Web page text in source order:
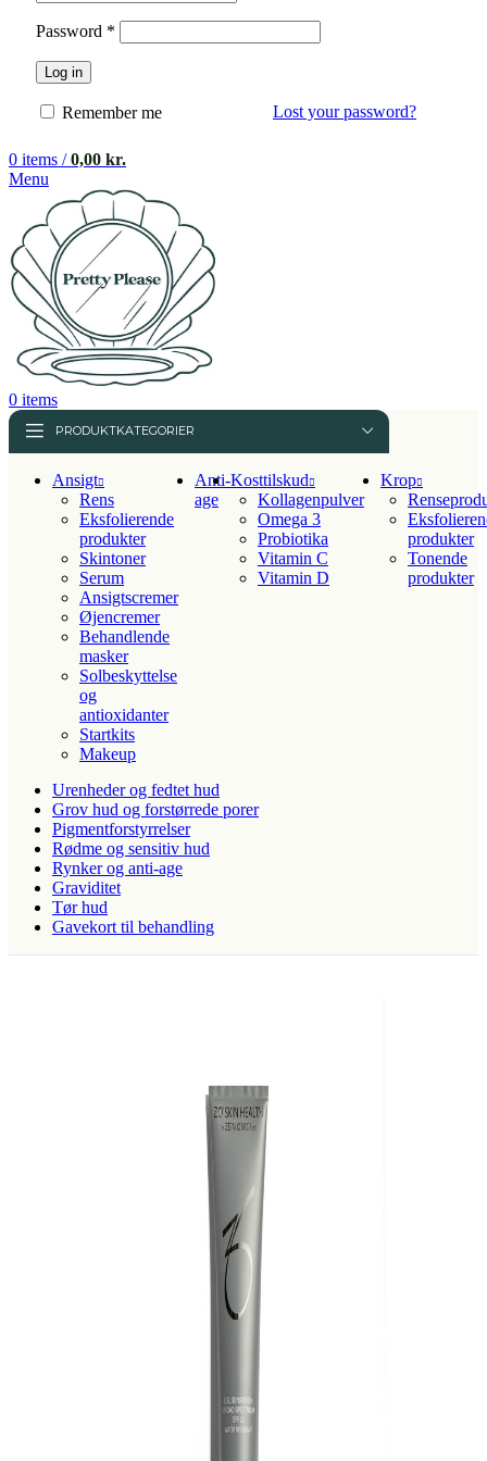
Password *
Log in
Lost your password?
Remember me
0 items / 0,00 kr.
Menu
0 items
PRODUKTKATEGORIER
Ansigt
Rens
Eksfolierende
produkter
Skintoner
Serum
Ansigtscremer
Øjencremer
Behandlende
masker
Solbeskyttelse
og
antioxidanter
Startkits
Makeup
Anti-
age
Kosttilskud
Kollagenpulver
Omega 3
Probiotika
Vitamin C
Vitamin D
Krop
produkter
Tonende
produkter
Urenheder og fedtet hud
Grov hud og forstørrede porer
Pigmentforstyrrelser
Rødme og sensitiv hud
Rynker og anti-age
Graviditet
Tør hud
Gavekort til behandling